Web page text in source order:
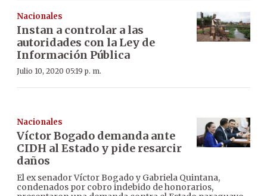
Nacionales
Instan a controlar a las
autoridades con la Ley de
Información Pública
Julio 10, 2020 05:19 p. m.
Nacionales
Víctor Bogado demanda ante
CIDH al Estado y pide resarcir
daños
El ex senador Víctor Bogado y Gabriela Quintana,
condenados por cobro indebido de honorarios,